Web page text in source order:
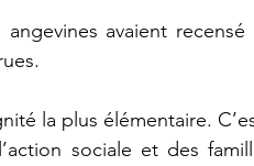
avaient
la plus élémentaire.
sociale et des